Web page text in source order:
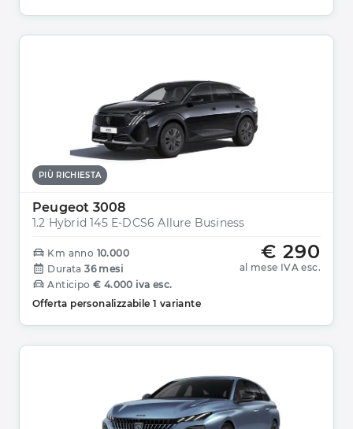
PIÙ RICHIESTA
Peugeot 3008
1.2 Hybrid 145 E-DCS6 Allure Business
€ 290
al mese IVA esc.
Km anno 10.000
Durata 36 mesi
Anticipo € 4.000 iva esc.
Offerta personalizzabile 1 variante